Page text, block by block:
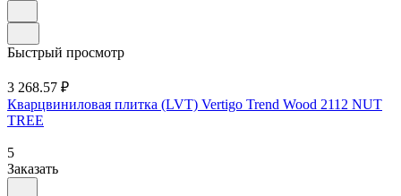
Быстрый просмотр
3 268.57 ₽
Кварцвиниловая плитка (LVT) Vertigo Trend Wood 2112 NUT
TREE
5
Заказать